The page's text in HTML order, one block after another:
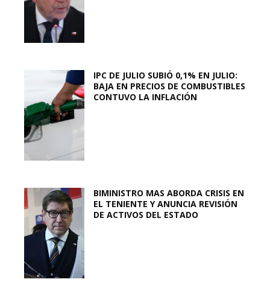
IPC DE JULIO SUBIÓ 0,1% EN JULIO:
BAJA EN PRECIOS DE COMBUSTIBLES
CONTUVO LA INFLACIÓN
BIMINISTRO MAS ABORDA CRISIS EN
EL TENIENTE Y ANUNCIA REVISIÓN
DE ACTIVOS DEL ESTADO